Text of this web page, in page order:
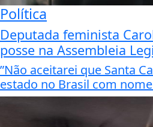
Política
Deputada feminista
posse na Assembleia
”Não aceitarei que Santa
estado no Brasil com